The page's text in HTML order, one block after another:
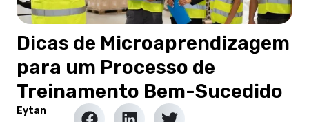
Dicas de Microaprendizagem
para um Processo de
Treinamento Bem-Sucedido
Eytan